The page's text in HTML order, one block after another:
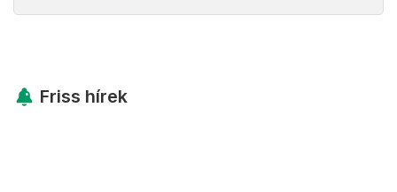
Friss hírek